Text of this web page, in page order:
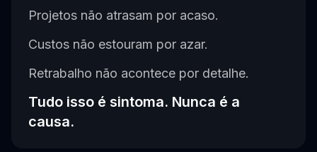
Projetos não atrasam por acaso.
Custos não estouram por azar.
Retrabalho não acontece por detalhe.
Tudo isso é sintoma. Nunca é a
causa.